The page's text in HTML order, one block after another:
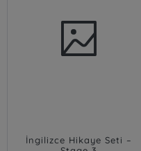
İngilizce Hikaye Seti –